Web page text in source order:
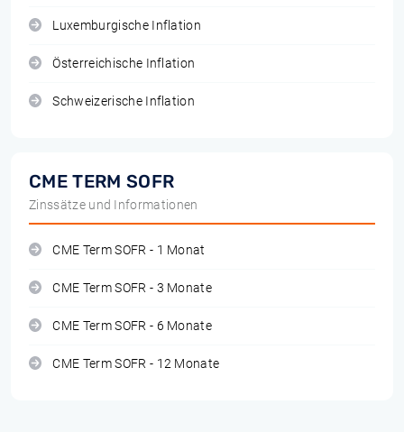
Luxemburgische Inflation
Österreichische Inflation
Schweizerische Inflation
CME TERM SOFR
Zinssätze und Informationen
CME Term SOFR - 1 Monat
CME Term SOFR - 3 Monate
CME Term SOFR - 6 Monate
CME Term SOFR - 12 Monate